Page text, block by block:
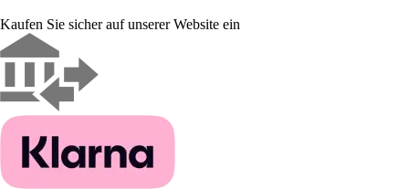
Kaufen Sie sicher auf unserer Website ein